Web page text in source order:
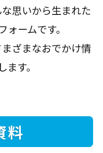
思いから生まれた
ームです。
ざまなおでかけ情
す。
料